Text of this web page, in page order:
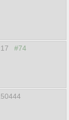
#74